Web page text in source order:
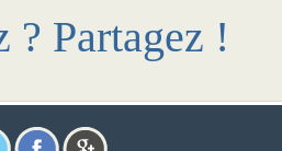
? Partagez !